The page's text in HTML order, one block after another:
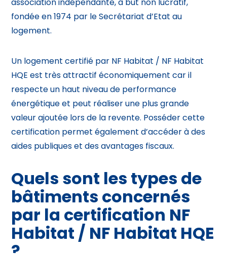
fondée en 1974 par le Secrétariat d’Etat au
logement.
Un logement certifié par NF Habitat / NF Habitat
HQE est très attractif économiquement car il
respecte un haut niveau de performance
énergétique et peut réaliser une plus grande
valeur ajoutée lors de la revente. Posséder cette
certification permet également d’accéder à des
aides publiques et des avantages fiscaux.
Quels sont les types de
bâtiments concernés
par la certification NF
Habitat / NF Habitat HQE